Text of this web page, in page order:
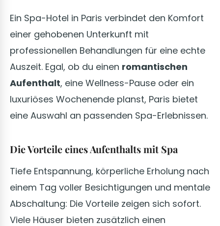
Ein Spa-Hotel in Paris verbindet den Komfort
einer gehobenen Unterkunft mit
professionellen Behandlungen für eine echte
Auszeit. Egal, ob du einen romantischen
Aufenthalt, eine Wellness-Pause oder ein
luxuriöses Wochenende planst, Paris bietet
eine Auswahl an passenden Spa-Erlebnissen.
Die Vorteile eines Aufenthalts mit Spa
Tiefe Entspannung, körperliche Erholung nach
einem Tag voller Besichtigungen und mentale
Abschaltung: Die Vorteile zeigen sich sofort.
Viele Häuser bieten zusätzlich einen